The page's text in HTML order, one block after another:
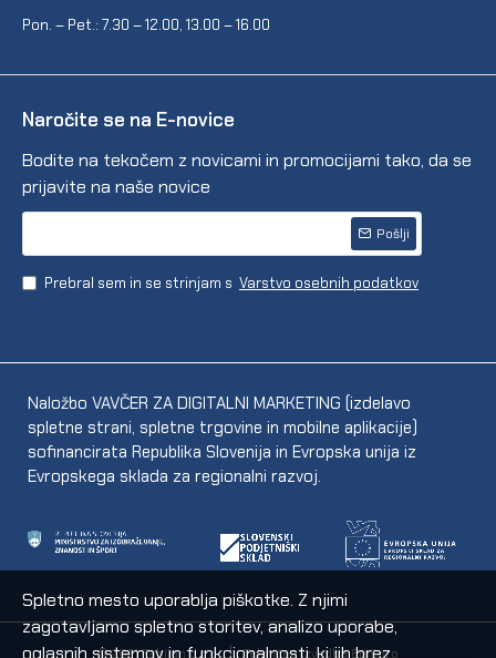
Pon. – Pet.: 7.30 – 12.00, 13.00 – 16.00
Naročite se na E-novice
Bodite na tekočem z novicami in promocijami tako, da se
prijavite na naše novice
Pošlji
Prebral sem in se strinjam s Varstvo osebnih podatkov
Naložbo VAVČER ZA DIGITALNI MARKETING (izdelavo
spletne strani, spletne trgovine in mobilne aplikacije)
sofinancirata Republika Slovenija in Evropska unija iz
Evropskega sklada za regionalni razvoj.
© 2021 Fabijan d.o.o. Tehnična izvedba EpiCoro
Spletno mesto uporablja piškotke. Z njimi
zagotavljamo spletno storitev, analizo uporabe,
oglasnih sistemov in funkcionalnosti, ki jih brez